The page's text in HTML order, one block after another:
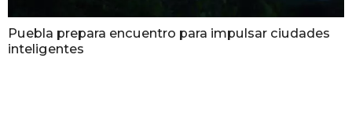
Puebla prepara encuentro para impulsar ciudades
inteligentes